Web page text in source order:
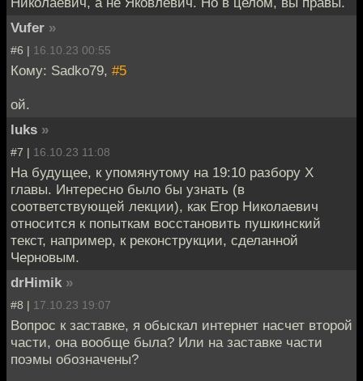
Vufer »
#6 | 16.10.23 00:55
Кому: Sadko79, #5
ой.
luks »
#7 | 16.10.23 11:08
На будущее, к упомянутому на 19:10 разбору X
главы. Интересно было бы узнать (в
соответствующей лекции), как Егор Николаевич
относится к попыткам восстановить пушкинский
текст, например, к реконструкции, сделанной
Черновым.
drHimik »
#8 | 17.10.23 19:07
Вопрос к заставке, я обыскал интернет насчет второй
части, она вообще была? Или на заставке части
поэмы обозначены?